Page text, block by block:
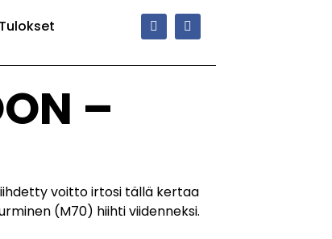
Tulokset
–
voitto irtosi tällä kertaa
(M70) hiihti viidenneksi.